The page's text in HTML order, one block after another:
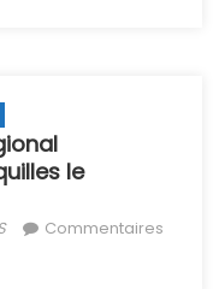
le
Commentaires